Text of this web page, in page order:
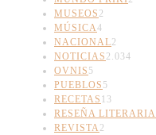
MUSEOS 2
MÚSICA4
NACIONAL2
NOTICIAS 2.034
OVNIS 5
PUEBLOS 5
RECETAS 13
RESEÑA LITERARIA
REVISTA2